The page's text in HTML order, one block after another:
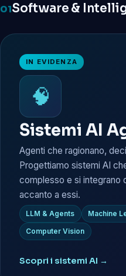
01Software &
IN EVIDENZA
🧠
Sistemi AI
Agenti che ragionano,
Progettiamo sistemi AI
complesso e si
accanto a essi.
LLM & Agents Machine
Computer Vision
Scopri i sistemi AI →